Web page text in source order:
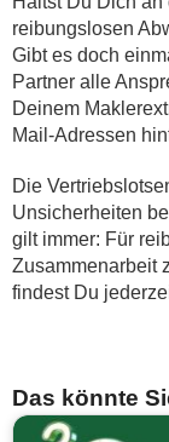
reibungslosen
Gibt es doch
Partner alle
Deinem
Mail-Adressen
Die
Unsicherheiten
gilt immer: Für
Zusammenarbeit
findest Du
Das könnte